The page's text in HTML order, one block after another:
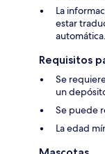
La
estar
automática.
Requisitos
Se
un
Se puede
La edad